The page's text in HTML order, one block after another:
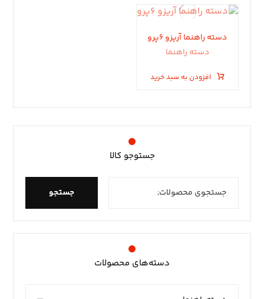
دسته راهنما آریزو ۶پرو
دسته راهنما
افزودن به سبد خرید
جستوجو کالا
جستجو
دسته‌های محصولات